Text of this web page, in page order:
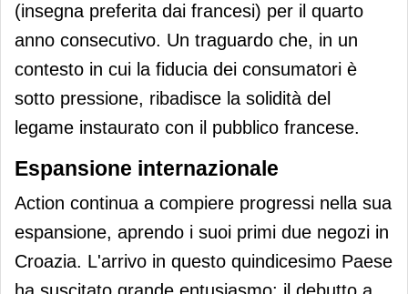
(insegna preferita dai francesi) per il quarto
anno consecutivo. Un traguardo che, in un
contesto in cui la fiducia dei consumatori è
sotto pressione, ribadisce la solidità del
legame instaurato con il pubblico francese.
Espansione internazionale
Action continua a compiere progressi nella sua
espansione, aprendo i suoi primi due negozi in
Croazia. L'arrivo in questo quindicesimo Paese